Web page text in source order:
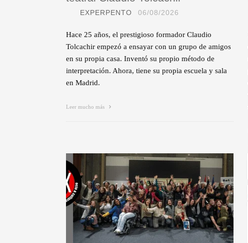
EXPERPENTO 06/08/2026
Hace 25 años, el prestigioso formador Claudio
Tolcachir empezó a ensayar con un grupo de amigos
en su propia casa. Inventó su propio método de
interpretación. Ahora, tiene su propia escuela y sala
en Madrid.
Leer mucho más